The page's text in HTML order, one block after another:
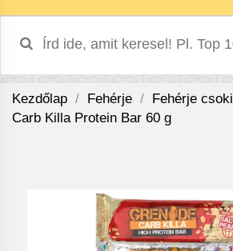
Kezdőlap Fehérje Fehérje csoki
Carb Killa Protein Bar 60 g